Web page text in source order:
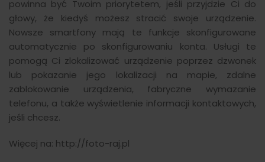
powinna być Twoim priorytetem, jeśli przyjdzie Ci do
głowy, że kiedyś możesz stracić swoje urządzenie.
Nowsze smartfony mają te funkcje skonfigurowane
automatycznie po skonfigurowaniu konta. Usługi te
pomogą Ci zlokalizować urządzenie poprzez dzwonek
lub pokazanie jego lokalizacji na mapie, zdalne
zablokowanie urządzenia, fabryczne wymazanie
telefonu, a także wyświetlenie informacji kontaktowych,
jeśli chcesz.
Więcej na: http://foto-raj.pl